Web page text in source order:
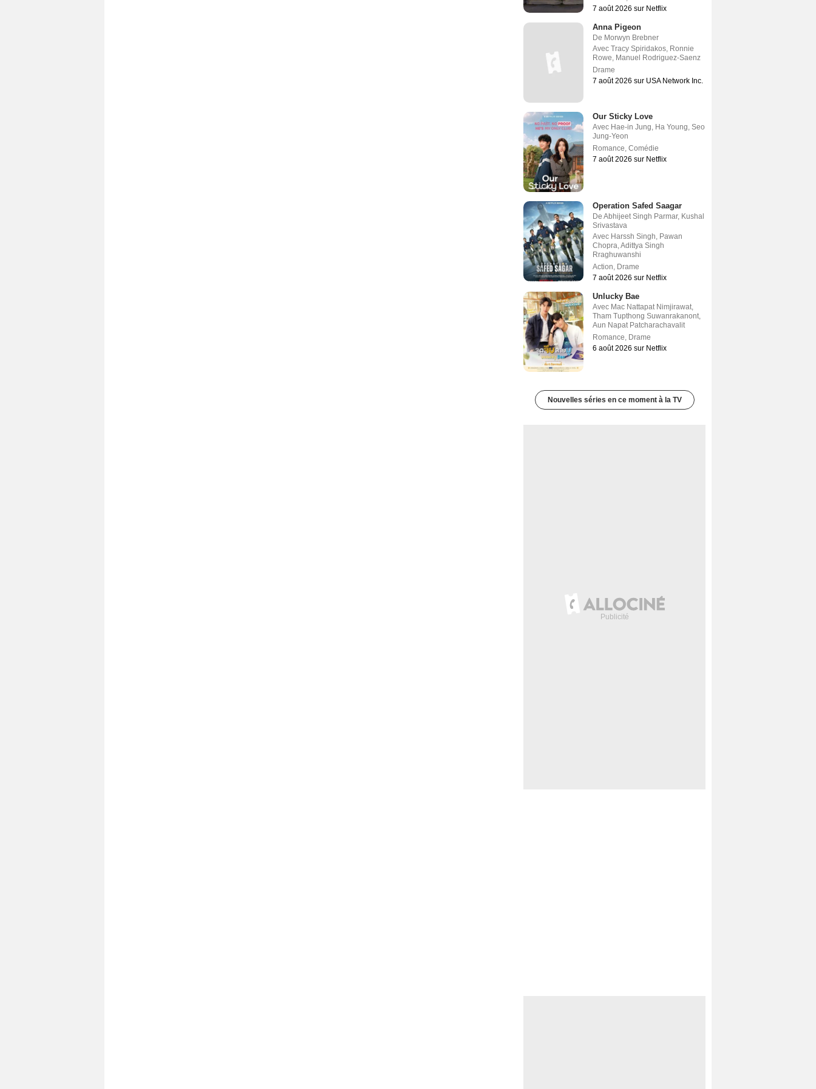
7 août 2026 sur Netflix
Anna Pigeon
De Morwyn Brebner
Avec Tracy Spiridakos, Ronnie
Rowe, Manuel Rodriguez-Saenz
Drame
7 août 2026 sur USA Network Inc.
Our Sticky Love
Avec Hae-in Jung, Ha Young, Seo
Jung-Yeon
Romance, Comédie
7 août 2026 sur Netflix
Operation Safed Saagar
De Abhijeet Singh Parmar, Kushal
Srivastava
Avec Harssh Singh, Pawan
Chopra,Adittya Singh
Rraghuwanshi
Action, Drame
7 août 2026 sur Netflix
Unlucky Bae
Avec Mac Nattapat Nimjirawat,
Tham Tupthong Suwanrakanont,
Aun Napat Patcharachavalit
Romance, Drame
6 août 2026 sur Netflix
Nouvelles séries en ce moment à la TV